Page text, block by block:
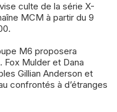
MCM à partir du 9
M6 proposera
Fox Mulder et Dana
Gillian Anderson et
confrontés à d’étranges